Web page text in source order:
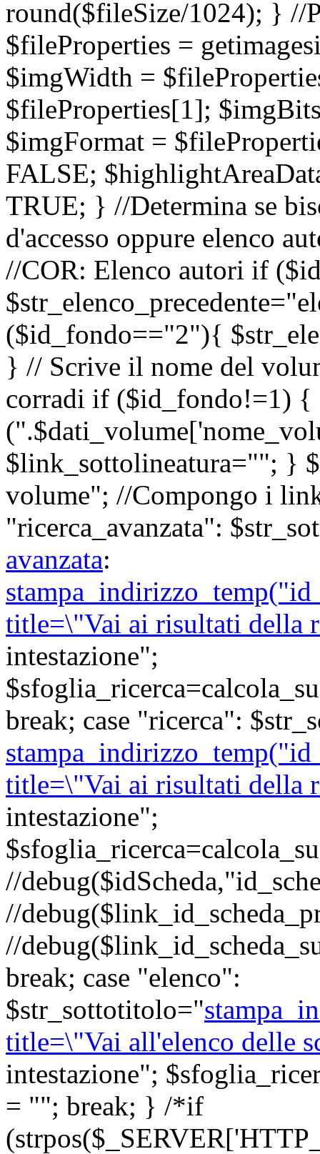
round($fileSize/1024); } //
$fileProperties =
$imgWidth =
$fileProperties[1];
$imgFormat =
FALSE;
TRUE; } //Determina se
d'accesso oppure elenco
//COR: Elenco autori if
($id_fondo=="2"){
} // Scrive il nome del
corradi if ($id_fondo!=1) {
$link_sottolineatura=""; }
volume"; //Compongo i
"ricerca_avanzata":
avanzata:
title=\"Vai ai risultati della
intestazione";
break; case "ricerca":
title=\"Vai ai risultati della
intestazione";
//
//
//
break; case "elenco":
$str_sottotitolo="
title=\"Vai all'elenco delle
intestazione";
= ""; break; } /*if